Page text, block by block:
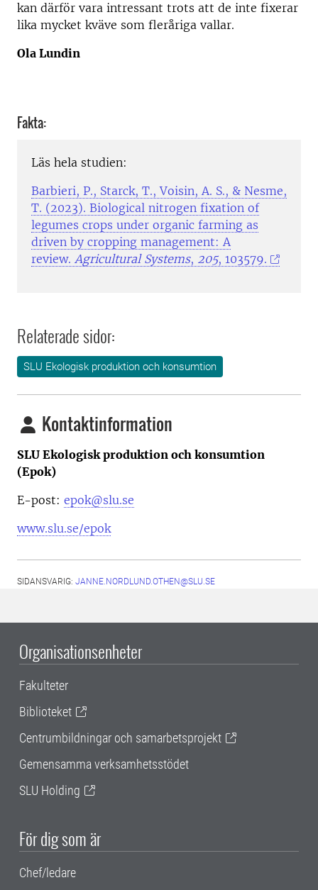
kan därför vara intressant trots att de inte fixerar
lika mycket kväve som fleråriga vallar.
Ola Lundin
Fakta:
Läs hela studien:
Barbieri, P., Starck, T., Voisin, A. S., & Nesme,
T. (2023). Biological nitrogen fixation of
legumes crops under organic farming as
driven by cropping management: A
review. Agricultural Systems, 205, 103579.
Relaterade sidor:
SLU Ekologisk produktion och konsumtion
Kontaktinformation
SLU Ekologisk produktion och konsumtion
(Epok)
E-post: epok@slu.se
www.slu.se/epok
SIDANSVARIG: JANNE.NORDLUND.OTHEN@SLU.SE
Organisationsenheter
Fakulteter
Biblioteket
Centrumbildningar och samarbetsprojekt
Gemensamma verksamhetsstödet
SLU Holding
För dig som är
Chef/ledare